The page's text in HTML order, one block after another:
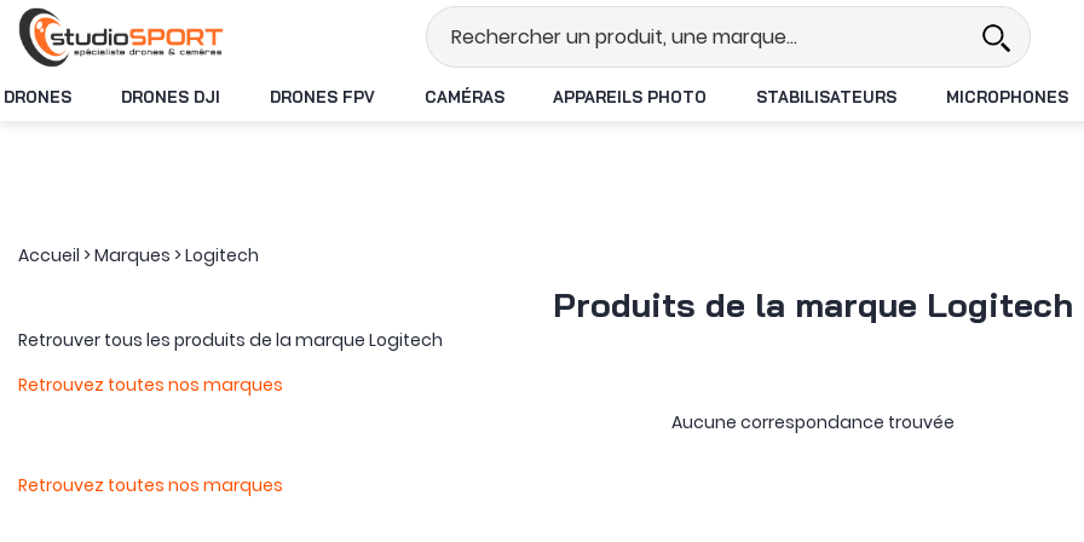
Stock en temps réel
DRONES DRONES DJI DRONES FPV CAMÉRAS APPAREILS PHOTO STABILISATEURS MICROPHONES
Accueil >Marques >Logitech
Produits de la marque Logitech
Retrouver tous les produits de la marque Logitech
Retrouvez toutes nos marques
Aucune correspondance trouvée
Retrouvez toutes nos marques